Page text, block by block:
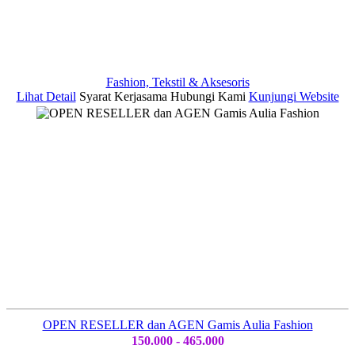
Fashion, Tekstil & Aksesoris
Lihat Detail Syarat Kerjasama Hubungi Kami Kunjungi Website
OPEN RESELLER dan AGEN Gamis Aulia Fashion
150.000 - 465.000